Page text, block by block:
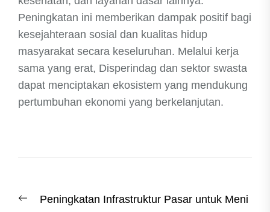
Peningkatan ini memberikan dampak positif bagi
kesejahteraan sosial dan kualitas hidup
masyarakat secara keseluruhan. Melalui kerja
sama yang erat, Disperindag dan sektor swasta
dapat menciptakan ekosistem yang mendukung
pertumbuhan ekonomi yang berkelanjutan.
navigation
PreviousPeningkatan Infrastruktur Pasar untuk Meni